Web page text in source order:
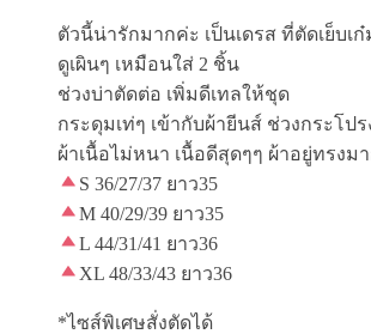
ตัวนี้น่ารักมากค่ะ เป็นเดรส ที่ตัดเย็บเก๋
ดูเผินๆ เหมือนใส่ 2 ชิ้น
ช่วงบ่าตัดต่อ เพิ่มดีเทลให้ชุด
กระดุมเท่ๆ เข้ากับผ้ายีนส์ ช่วงกระโ
ผ้าเนื้อไม่หนา เนื้อดีสุดๆๆ ผ้าอยู่ทรงม
S 36/27/37 ยาว35
M 40/29/39 ยาว35
L 44/31/41 ยาว36
XL 48/33/43 ยาว36
*ไซส์พิเศษสั่งตัดได้